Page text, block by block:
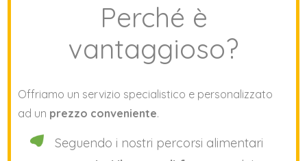
Perché è
vantaggioso?
Offriamo un servizio specialistico e personalizzato
ad un prezzo conveniente.
Seguendo i nostri percorsi alimentari